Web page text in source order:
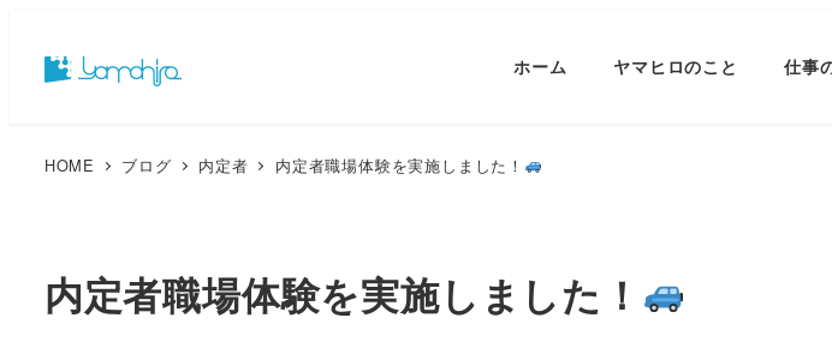
ホーム ヤマヒロのこと 仕事
HOME ブログ 内定者 内定者職場体験を実施しました！
内定者職場体験を実施しました！